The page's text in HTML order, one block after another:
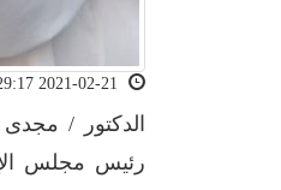
الدكتور /
رئيس مجلس